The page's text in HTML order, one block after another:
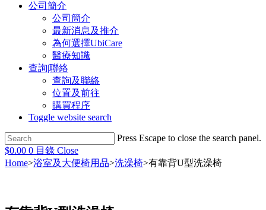
公司簡介
公司簡介
最新消息及推介
為何選擇UbiCare
醫療知識
查詢|聯絡
查詢及聯絡
位置及前往
購買程序
Toggle website search
Press Escape to close the search panel.
$0.00 0 目錄 Close
Home>浴室及大便椅用品>洗澡椅>有靠背U型洗澡椅